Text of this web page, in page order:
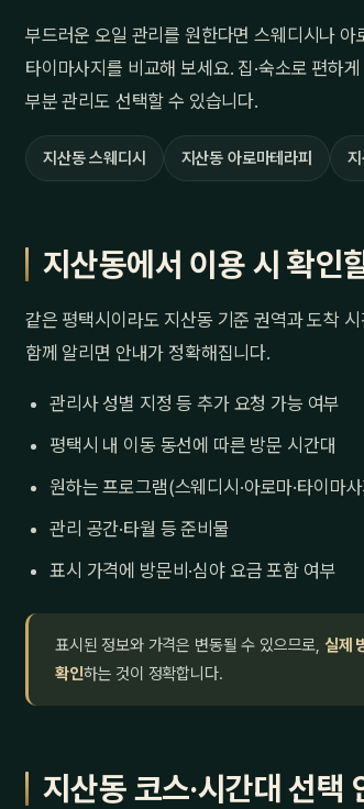
부드러운 오일 관리를 원한다면 스웨디시나
타이마사지를 비교해 보세요. 집·숙소로 편하
부분 관리도 선택할 수 있습니다.
지산동 스웨디시 지산동 아로마테라피
지산동에서 이용 시 확인
같은 평택시이라도 지산동 기준 권역과 도착
함께 알리면 안내가 정확해집니다.
관리사 성별 지정 등 추가 요청 가능 여부
평택시 내 이동 동선에 따른 방문 시간대
원하는 프로그램(스웨디시·아로마·타이마
관리 공간·타월 등 준비물
표시 가격에 방문비·심야 요금 포함 여부
표시된 정보와 가격은 변동될 수 있으므로, 실제
확인하는 것이 정확합니다.
지산동 코스·시간대 선택